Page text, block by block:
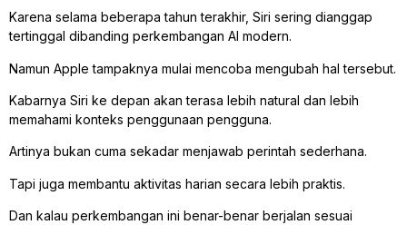
Karena selama beberapa tahun terakhir, Siri sering dianggap
tertinggal dibanding perkembangan AI modern.
Namun Apple tampaknya mulai mencoba mengubah hal tersebut.
Kabarnya Siri ke depan akan terasa lebih natural dan lebih
memahami konteks penggunaan pengguna.
Artinya bukan cuma sekadar menjawab perintah sederhana.
Tapi juga membantu aktivitas harian secara lebih praktis.
Dan kalau perkembangan ini benar-benar berjalan sesuai